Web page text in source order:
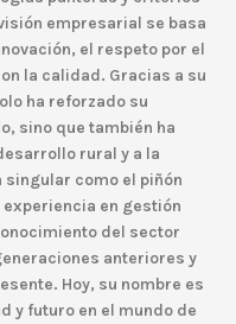
empresarial se basa
el respeto por el
la calidad. Gracias a su
ha reforzado su
sino que también ha
rural y a la
como el piñón
experiencia en gestión
del sector
anteriores y
Hoy, su nombre es
y futuro en el mundo de